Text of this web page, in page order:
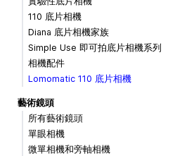
110 底片相機
Diana 底片相機家族
Simple Use 即可拍底片相機系列
相機配件
Lomomatic 110 底片相機
藝術鏡頭
所有藝術鏡頭
單眼相機
微單相機和旁軸相機